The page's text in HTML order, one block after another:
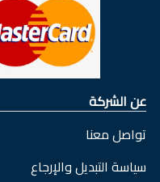
عن الشركة
تواصل معنا
سياسة التبديل والإرجاع